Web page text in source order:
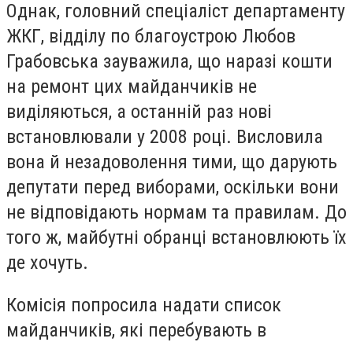
Однак, головний спеціаліст департаменту
ЖКГ, відділу по благоустрою Любов
Грабовська зауважила, що наразі кошти
на ремонт цих майданчиків не
виділяються, а останній раз нові
встановлювали у 2008 році. Висловила
вона й незадоволення тими, що дарують
депутати перед виборами, оскільки вони
не відповідають нормам та правилам. До
того ж, майбутні обранці встановлюють їх
де хочуть.
Комісія попросила надати список
майданчиків, які перебувають в